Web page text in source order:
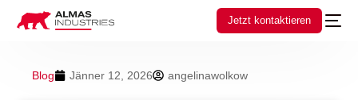
Jetzt kontaktieren
Blog Jänner 12, 2026 angelinawolkow